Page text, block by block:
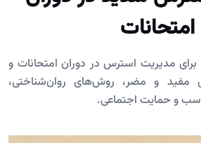
امتحانات
مدیریت استرس در دوران امتحانات و
مفید و مضر، روش‌های روان‌شناختی،
و حمایت اجتماعی.